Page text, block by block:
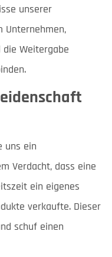
unserer
Unternehmen,
Weitergabe
uns ein
Verdacht, dass eine
ein eigenes
verkaufte. Dieser
schuf einen